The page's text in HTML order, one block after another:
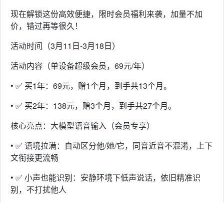
现在解锁这份高效便捷，限时会员福利来袭，加量不加
价，错过再等很久！
活动时间（3月11日-3月18日）
活动内容（单设备超级会员，69元/年）
• ✅ 买1年：69元，赠1个月，到手共13个月。
• ✅ 买2年：138元，赠3个月，到手共27个月。
核心亮点：大模型语音输入（会员专享）
• ✅ 语境拉满：自动区分他/她/它，同音近音不混淆，上下
文衔接更流畅
• ✅ 小声也能识别：安静环境下低声说话，依旧精准识
别，不打扰他人